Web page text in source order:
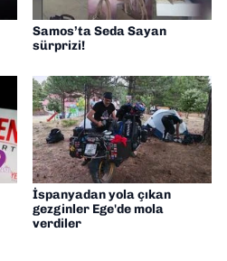
Samos’ta Seda Sayan
sürprizi!
İspanyadan yola çıkan
gezginler Ege'de mola
verdiler